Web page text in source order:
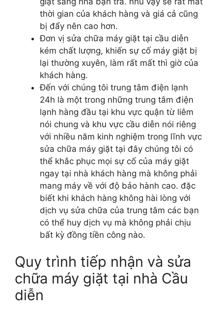
thời gian của khách hàng và giá cả cũng
bị đẩy nên cao hơn.
Đơn vị sửa chữa máy giặt tại cầu diễn
kém chất lượng, khiến sự cố máy giặt bị
lại thường xuyên, làm rất mất thì giờ của
khách hàng.
Đến với chúng tôi trung tâm điện lạnh
24h là một trong những trung tâm điện
lạnh hàng đầu tại khu vực quận từ liêm
nói chung và khu vực cầu diễn nói riêng
với nhiều năm kinh nghiệm trong lĩnh vực
sửa chữa máy giặt tại đây chúng tôi có
thể khắc phục mọi sự cố của máy giặt
ngay tại nhà khách hàng mà không phải
mang máy về với độ bảo hành cao. đặc
biết khi khách hàng không hài lòng với
dịch vụ sửa chữa của trung tâm các bạn
có thể huy dịch vụ mà không phải chịu
bất kỳ đồng tiền công nào.
Quy trình tiếp nhận và sửa
chữa máy giặt tại nhà Cầu
diễn